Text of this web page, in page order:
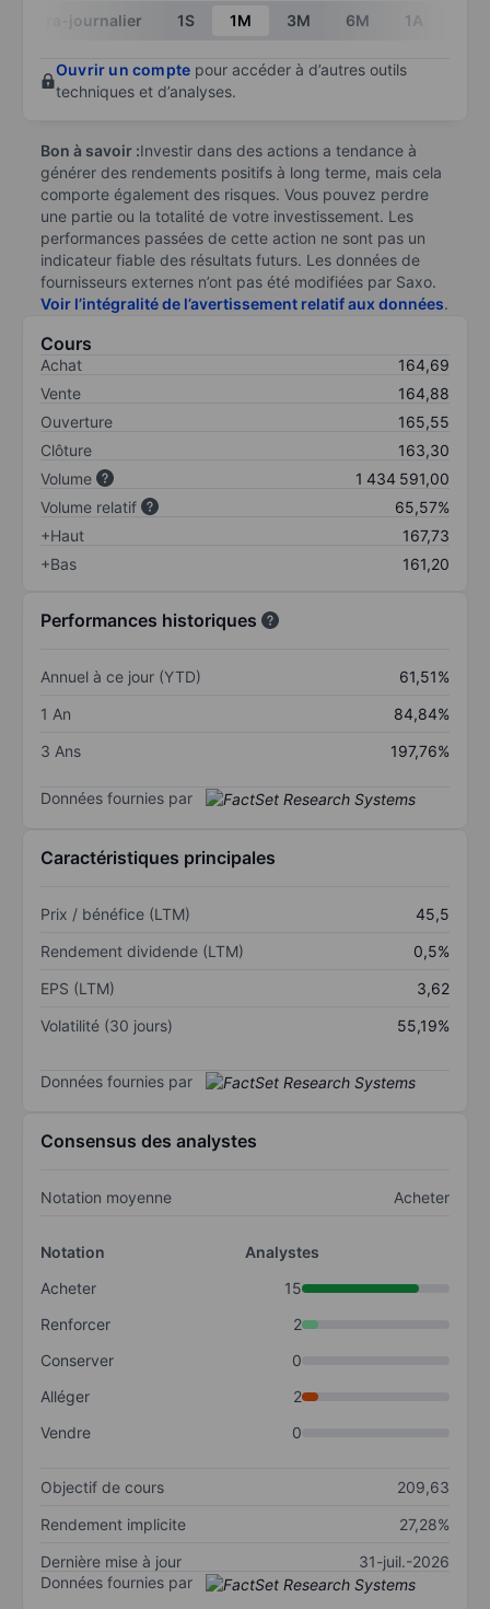
Intra-journalier 1S 1M 3M 6M 1A
Ouvrir un compte pour accéder à d’autres outils
techniques et d’analyses.
Bon à savoir :Investir dans des actions a tendance à
générer des rendements positifs à long terme, mais cela
comporte également des risques. Vous pouvez perdre
une partie ou la totalité de votre investissement. Les
performances passées de cette action ne sont pas un
indicateur fiable des résultats futurs. Les données de
fournisseurs externes n’ont pas été modifiées par Saxo.
Voir l’intégralité de l’avertissement relatif aux données.
Cours
Achat
164,69
Vente
164,88
Ouverture
165,55
Clôture
163,30
Volume
1 434 591,00
Volume relatif
65,57%
+Haut
167,73
+Bas
161,20
Performances historiques
Annuel à ce jour (YTD)
61,51%
1 An
84,84%
3 Ans
197,76%
Données fournies par
Caractéristiques principales
Prix / bénéfice (LTM)
45,5
Rendement dividende (LTM)
0,5%
EPS (LTM)
3,62
Volatilité (30 jours)
55,19%
Données fournies par
Consensus des analystes
Notation moyenne Acheter
Notation
Analystes
Acheter
15
Renforcer
2
Conserver
0
Alléger
2
Vendre
0
Objectif de cours
209,63
Rendement implicite
27,28%
Dernière mise à jour
31-juil.-2026
Données fournies par